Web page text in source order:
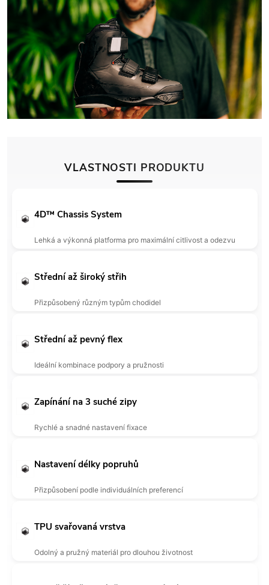
VLASTNOSTI PRODUKTU
4D™ Chassis System
Lehká a výkonná platforma pro maximální citlivost a odezvu
Střední až široký střih
Přizpůsobený různým typům chodidel
Střední až pevný flex
Ideální kombinace podpory a pružnosti
Zapínání na 3 suché zipy
Rychlé a snadné nastavení fixace
Nastavení délky popruhů
Přizpůsobení podle individuálních preferencí
TPU svařovaná vrstva
Odolný a pružný materiál pro dlouhou životnost